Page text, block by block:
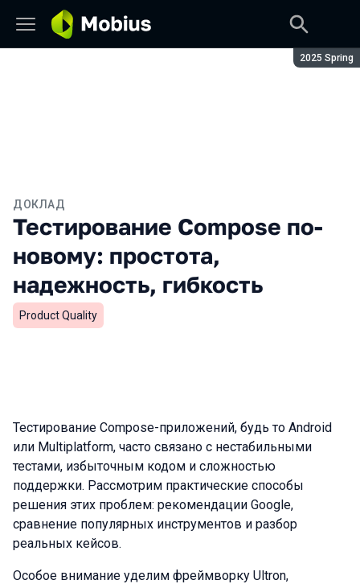
Сезон:
2025 Spring
ДОКЛАД
Тестирование Compose по-
новому: простота,
надежность, гибкость
Product Quality
Тестирование Compose-приложений, будь то Android
или Multiplatform, часто связано с нестабильными
тестами, избыточным кодом и сложностью
поддержки. Рассмотрим практические способы
решения этих проблем: рекомендации Google,
сравнение популярных инструментов и разбор
реальных кейсов.
Особое внимание уделим фреймворку Ultron,